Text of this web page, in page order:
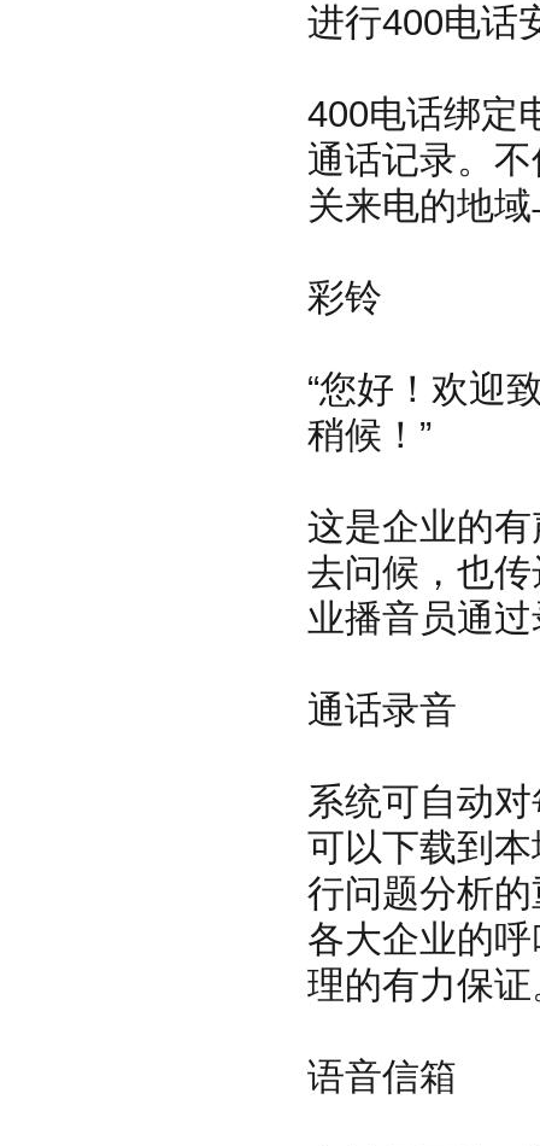
进行400电话
400电话绑定
通话记录。
关来电的地
彩铃
“您好！欢迎
稍候！”
这是企业的
去问候，也
业播音员通
通话录音
系统可自动
可以下载到
行问题分析
各大企业的
理的有力保证
语音信箱